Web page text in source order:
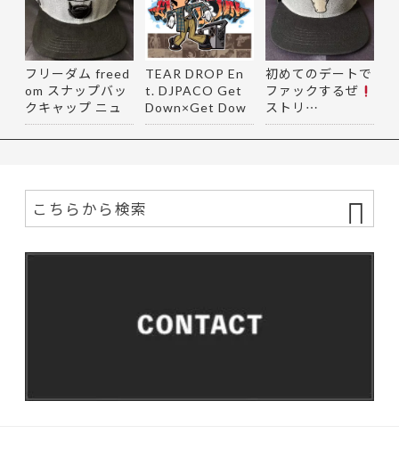
フリーダム freed
om スナップバッ
クキャップ ニュ
ーエ…
TEAR DROP En
t. DJPACO Get
Down×Get Dow
n
初めてのデートで
ファックするぜ
ストリ…